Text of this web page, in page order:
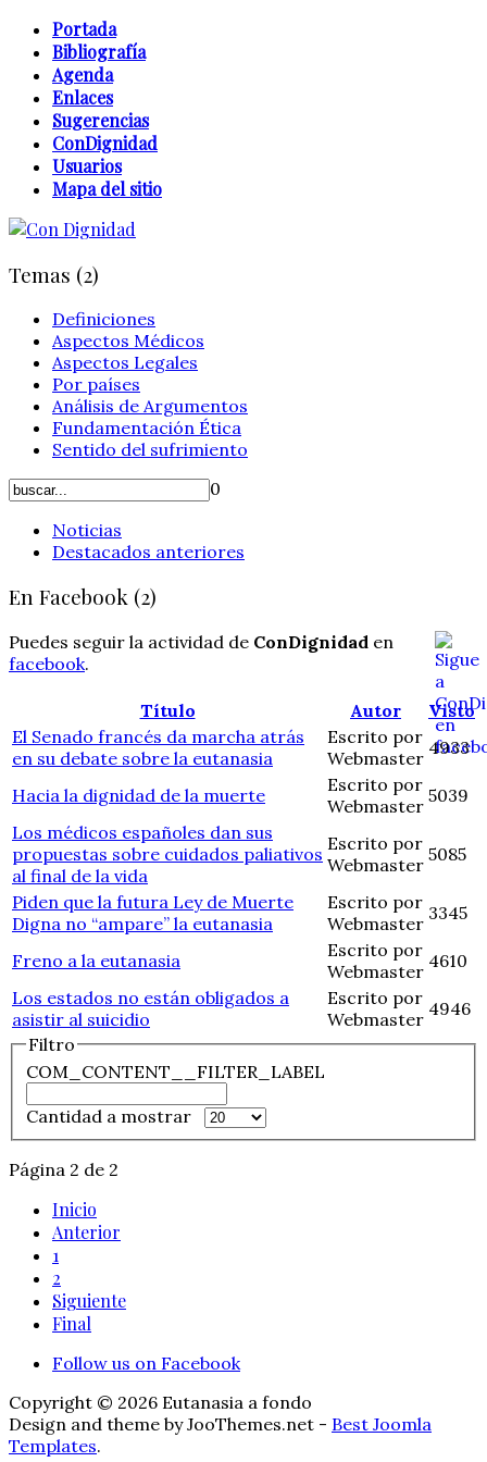
Portada
Bibliografía
Agenda
Enlaces
Sugerencias
ConDignidad
Usuarios
Mapa del sitio
Temas (2)
Definiciones
Aspectos Médicos
Aspectos Legales
Por países
Análisis de Argumentos
Fundamentación Ética
Sentido del sufrimiento
0
Noticias
Destacados anteriores
En Facebook (2)
Puedes seguir la actividad de ConDignidad en
facebook.
Título Autor
Visto
El Senado francés da marcha atrás
en su debate sobre la eutanasia
Escrito por
Webmaster 4933
Hacia la dignidad de la muerte
Escrito por
Webmaster 5039
Los médicos españoles dan sus
propuestas sobre cuidados paliativos
al final de la vida
Escrito por
Webmaster 5085
Piden que la futura Ley de Muerte
Digna no “ampare” la eutanasia
Escrito por
Webmaster 3345
Freno a la eutanasia
Escrito por
Webmaster 4610
Los estados no están obligados a
asistir al suicidio
Escrito por
Webmaster 4946
Filtro
COM_CONTENT__FILTER_LABEL
Cantidad a mostrar
Página 2 de 2
Inicio
Anterior
1
2
Siguiente
Final
Follow us on Facebook
Copyright © 2026 Eutanasia a fondo
Design and theme by JooThemes.net - Best Joomla
Templates.